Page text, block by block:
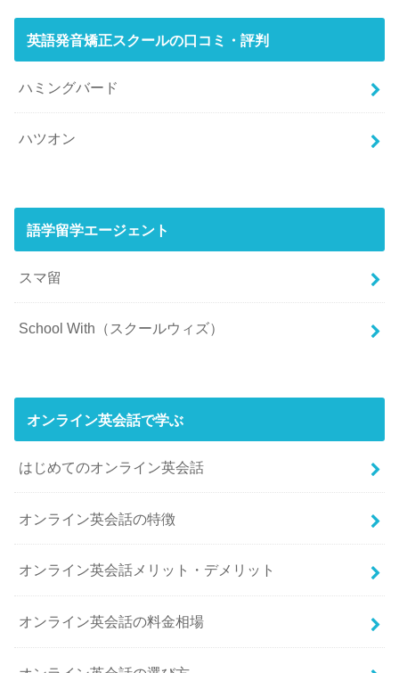
英語発音矯正スクールの口コミ・評判
ハミングバード
ハツオン
語学留学エージェント
スマ留
School With（スクールウィズ）
オンライン英会話で学ぶ
はじめてのオンライン英会話
オンライン英会話の特徴
オンライン英会話メリット・デメリット
オンライン英会話の料金相場